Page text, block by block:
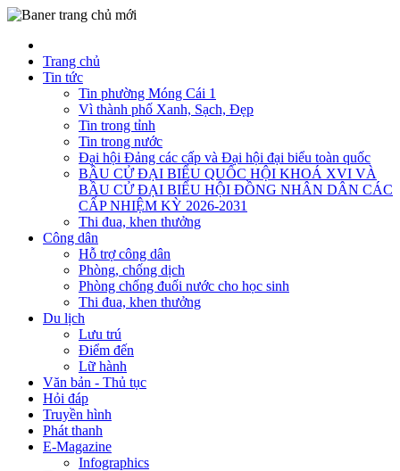
Trang chủ
Tin tức
Tin phường Móng Cái 1
Vì thành phố Xanh, Sạch, Đẹp
Tin trong tỉnh
Tin trong nước
Đại hội Đảng các cấp và Đại hội đại biểu toàn quốc
BẦU CỬ ĐẠI BIỂU QUỐC HỘI KHOÁ XVI VÀ
BẦU CỬ ĐẠI BIỂU HỘI ĐỒNG NHÂN DÂN CÁC
CẤP NHIỆM KỲ 2026-2031
Thi đua, khen thưởng
Công dân
Hỗ trợ công dân
Phòng, chống dịch
Phòng chống đuối nước cho học sinh
Thi đua, khen thưởng
Du lịch
Lưu trú
Điểm đến
Lữ hành
Văn bản - Thủ tục
Hỏi đáp
Truyền hình
Phát thanh
E-Magazine
Infographics